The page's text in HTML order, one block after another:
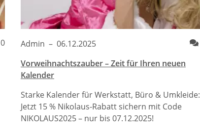
Kommentare
0
Admin – 06.12.2025
Vorweihnachtszauber – Zeit für Ihren neuen
Kalender
Starke Kalender für Werkstatt, Büro & Umkleide:
Jetzt 15 % Nikolaus-Rabatt sichern mit Code
NIKOLAUS2025 – nur bis 07.12.2025!